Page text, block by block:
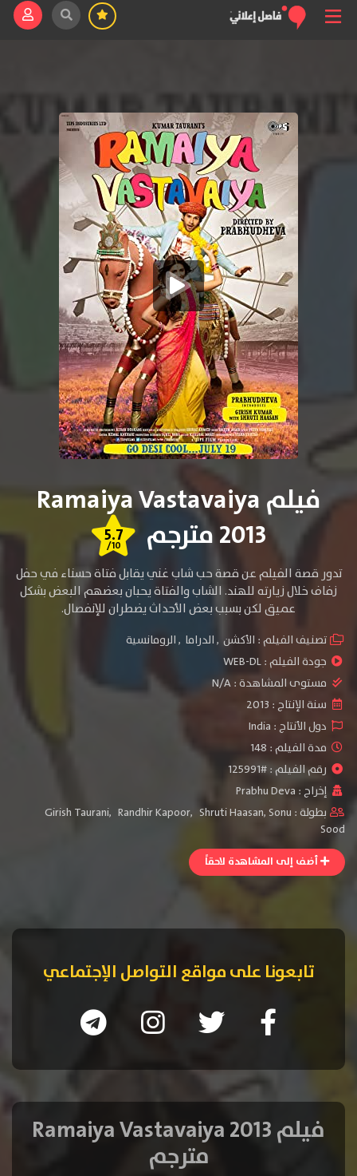
فيلم Ramaiya Vastavaiya
2013 مترجم
5.7
/10
تدور قصة الفيلم عن قصة حب شاب غني يقابل فتاة حسناء في حفل
زفاف خلال زيارته للهند. الشاب والفتاة يحبان بعضهم البعض بشكل
عميق لكن بسبب بعض الأحداث يضطران للإنفصال.
تصنيف الفيلم : الأكشن ,الدراما ,الرومانسية
جودة الفيلم :WEB-DL
مستوى المشاهدة :N/A
سنة الإنتاج : 2013
دول الأنتاج : India
مدة الفيلم : 148
رقم الفيلم : #125991
إخراج : Prabhu Deva
بطولة :
Girish Taurani, Randhir Kapoor, Shruti Haasan,Sonu
Sood
أضف إلى المشاهدة لاحقاً
تابعونا على مواقع التواصل الإجتماعي
فيلم Ramaiya Vastavaiya 2013
مترجم